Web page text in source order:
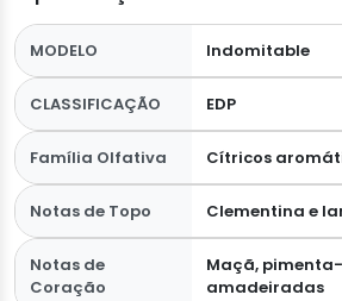
MODELO Indomitable
CLASSIFICAÇÃO EDP
Família Olfativa Cítricos
Notas de Topo Clementina e
Notas de
Coração
Maçã,
amadeiradas